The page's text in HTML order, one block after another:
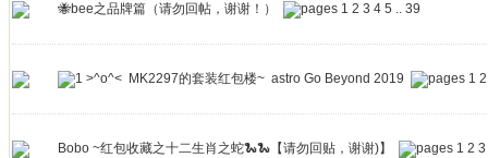
🐝bee之品牌篇（请勿回帖，谢谢！） 1 2 3 4 5 .. 39
>^o^< MK2297的套装红包楼~ astro Go Beyond 2019 1 2
Bobo ~红包收藏之十二生肖之蛇🐍🐍【请勿回贴，谢谢)】 1 2 3